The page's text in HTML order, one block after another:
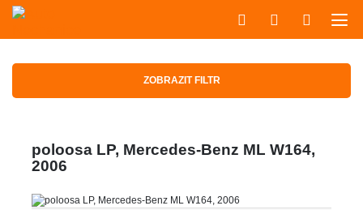
ZOBRAZIT FILTR
poloosa LP, Mercedes-Benz ML W164,
2006